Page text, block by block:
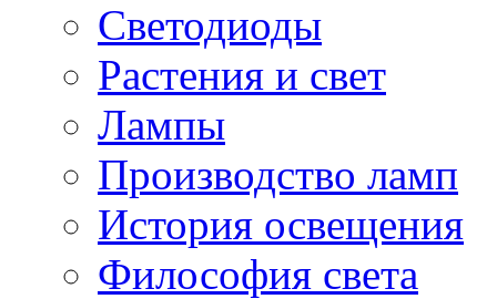
Светодиоды
Растения и свет
Лампы
Производство ламп
История освещения
Философия света